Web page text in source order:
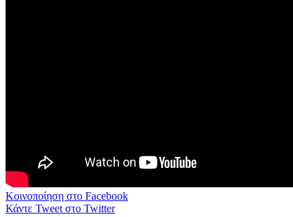
Κοινοποίηση στο Facebook
Κάντε Tweet στο Twitter